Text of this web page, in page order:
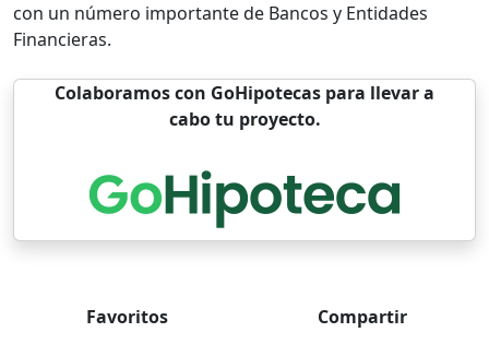
con un número importante de Bancos y Entidades
Financieras.
Colaboramos con GoHipotecas para llevar a
cabo tu proyecto.
Favoritos Compartir